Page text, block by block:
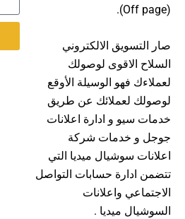
صار التسويق الالكتروني
السلاح الاقوى لوصولك
لعملاءك فهو الوسيلة الأوقع
لوصولك لعملائك عن طريق
خدمات سيو و ادارة اعلانات
جوجل و خدمات شركة
اعلانات سوشيال ميديا التي
تتضمن ادارة حسابات التواصل
الاجتماعي واعلانات
السوشيال ميديا .
ك